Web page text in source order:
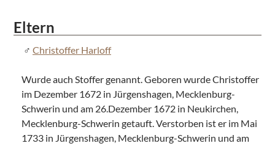
Eltern
Christoffer Harloff
Wurde auch Stoffer genannt. Geboren wurde Christoffer
im Dezember 1672 in Jürgenshagen, Mecklenburg-
Schwerin und am 26.Dezember 1672 in Neukirchen,
Mecklenburg-Schwerin getauft. Verstorben ist er im Mai
1733 in Jürgenshagen, Mecklenburg-Schwerin und am